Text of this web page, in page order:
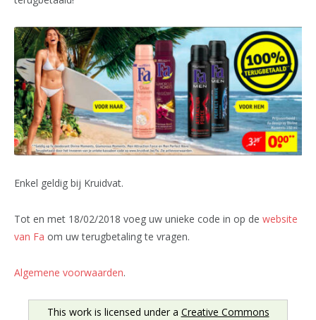
Enkel geldig bij Kruidvat.
Tot en met 18/02/2018 voeg uw unieke code in op de website
van Fa om uw terugbetaling te vragen.
Algemene voorwaarden.
This work is licensed under a Creative Commons